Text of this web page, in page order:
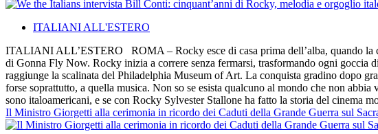
ITALIANI ALL'ESTERO
ITALIANI ALL’ESTERO ROMA – Rocky esce di casa prima dell’alba, quando la
di Gonna Fly Now. Rocky inizia a correre senza fermarsi, trasformando ogni
raggiunge la scalinata del Philadelphia Museum of Art. La conquista gradino dopo
forse soprattutto, a quella musica. Non so se esista qualcuno al mondo che non
sono italoamericani, e se con Rocky Sylvester Stallone ha fatto la storia del cinema
Il Ministro Giorgetti alla cerimonia in ricordo dei Caduti della Grande Guerra sul